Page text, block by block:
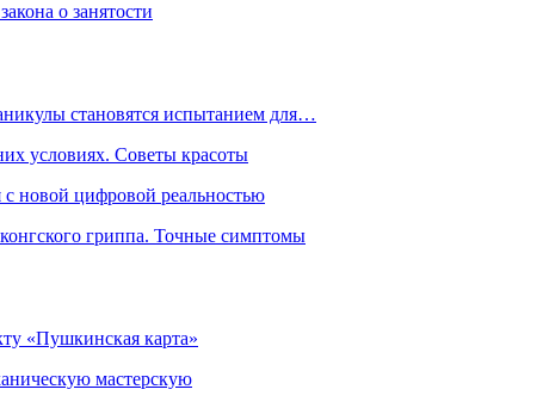
о занятости
становятся испытанием для…
условиях. Советы красоты
новой цифровой реальностью
гриппа. Точные симптомы
«Пушкинская карта»
мастерскую